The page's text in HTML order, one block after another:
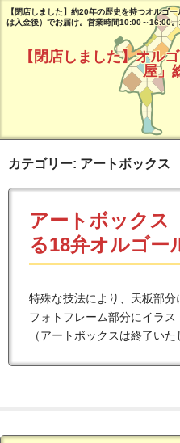
【閉店しました】約20年の歴史を持つオルゴ
は入金後）でお届け。営業時間10:00～16:00。
【閉店しました】オル
屋」
トップページ
商品リスト
曲目リスト(試聴可能♪)
よくある質問
店舗情報
カテゴリー: アートボックス
アートボックス
る18弁オルゴー
特殊な技法により、天板部分
フォトフレーム部分にイラス
（アートボックスは終了いた